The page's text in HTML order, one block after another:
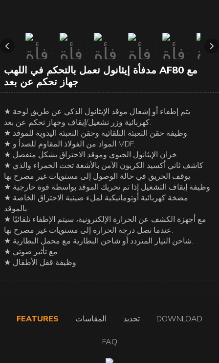
مدفأة إيثانول تعمل بالتحكم في اللهب AF80 مع
جهاز تحكم عن بعد
★ يتم إطفاء أو إشعال موقد الإيثانول الذكي عن طريق لوحة
★ المواد من الفولاذ المقاوم للصدأ و MDF.
★ كاشف ثاني أكسيد الكربون الآمن بالأشعة تحت الحمراء والذي
★ مضخة كهربائية أوتوماتيكية لملء صينية الاحتراق الخاصة
★ مع أجهزة الكشف عن الحرارة الإلكترونية، سيتم الإطفاء تلقائيًا
FEATURES المقاسات تحديد DOWNLOAD
FAQ